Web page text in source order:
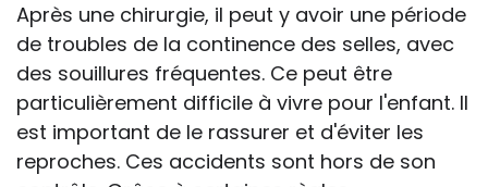
Après une chirurgie, il peut y avoir une période
de troubles de la continence des selles, avec
des souillures fréquentes. Ce peut être
particulièrement difficile à vivre pour l'enfant. Il
est important de le rassurer et d'éviter les
reproches. Ces accidents sont hors de son